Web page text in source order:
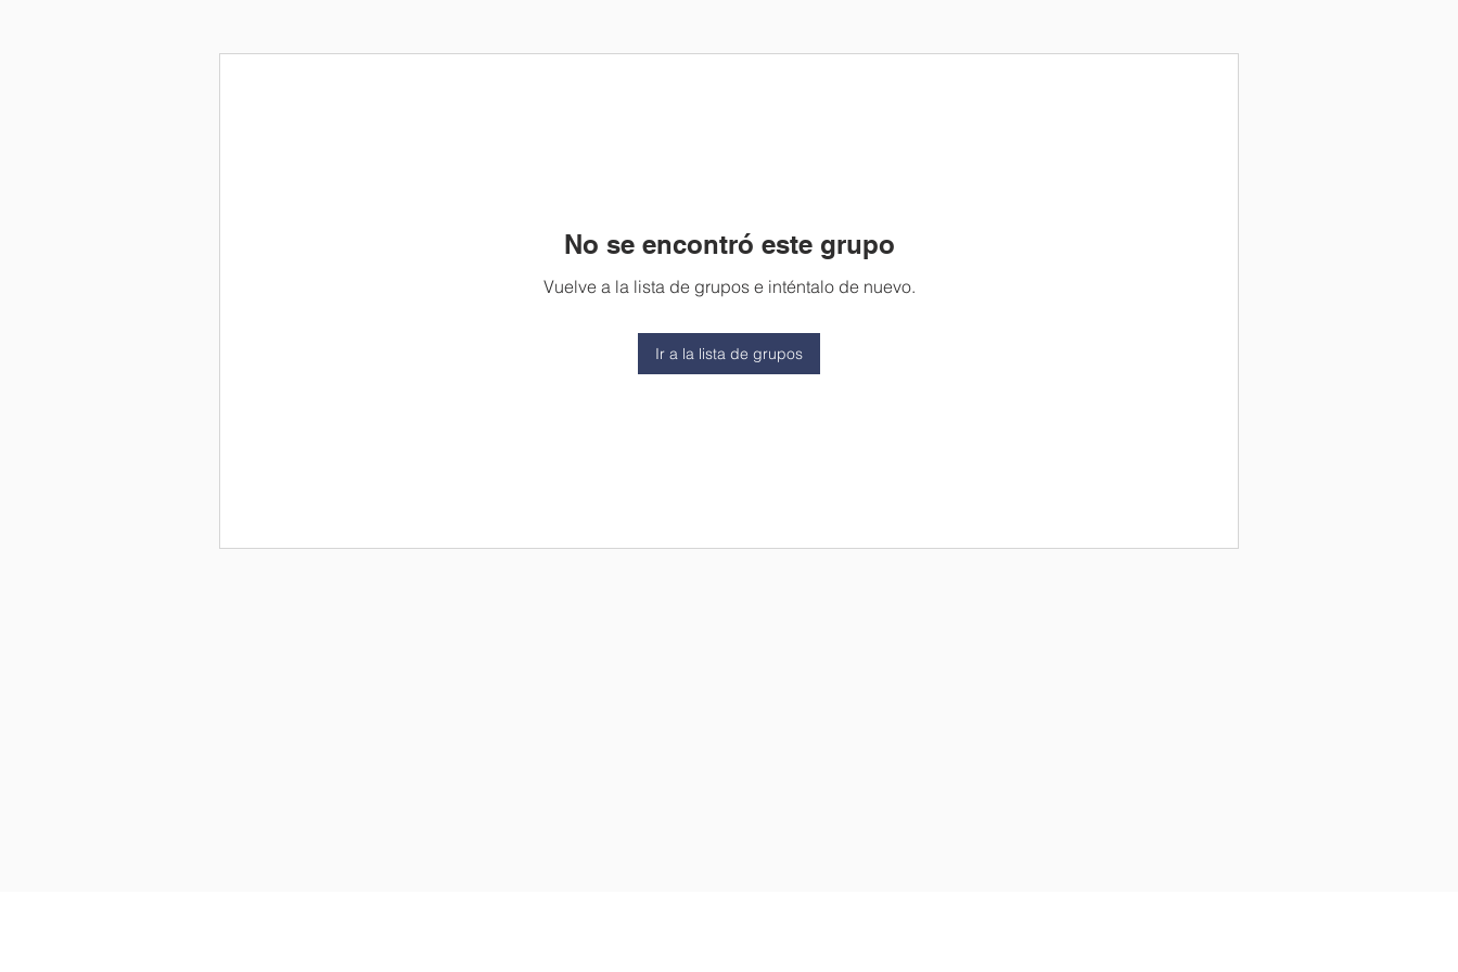
No se encontró este grupo
Vuelve a la lista de grupos e inténtalo de nuevo.
Ir a la lista de grupos